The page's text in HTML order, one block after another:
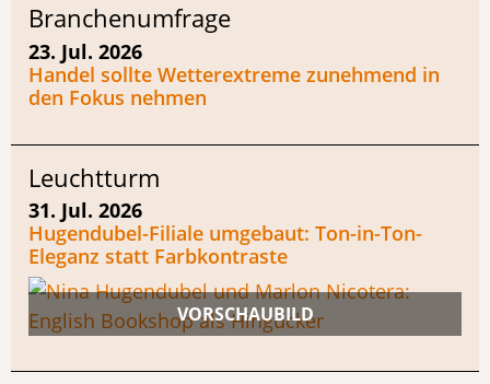
Branchenumfrage
23. Jul. 2026
Handel sollte Wetterextreme zunehmend in
den Fokus nehmen
Leuchtturm
31. Jul. 2026
Hugendubel-Filiale umgebaut: Ton-in-Ton-
Eleganz statt Farbkontraste